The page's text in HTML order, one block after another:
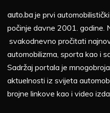
auto.ba je prvi
počinje davne 2001. godine.
svakodnevno pročitati
automobilizma, sporta kao i
Sadržaj portala je
aktuelnosti iz svijeta
brojne linkove kao i video